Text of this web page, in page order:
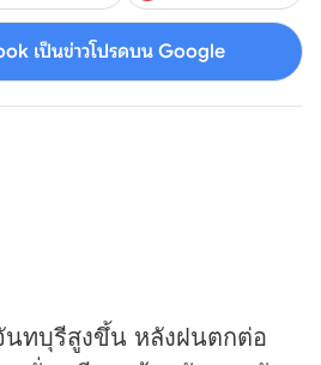
เป็นข่าวโปรดบน Google
ทบุรีสูงขึ้น หลังฝนตกต่อ